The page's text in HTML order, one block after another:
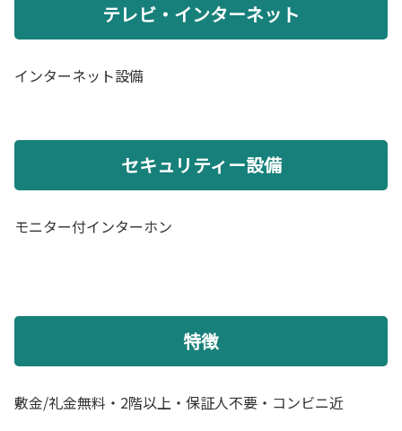
テレビ・インターネット
インターネット設備
セキュリティー設備
モニター付インターホン
特徴
敷金/礼金無料・2階以上・保証人不要・コンビニ近